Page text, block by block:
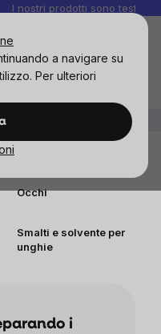
a navigare su
Per ulteriori
I nostri prodotti sono testati
Occhi
Smalti e solvente per
unghie
i